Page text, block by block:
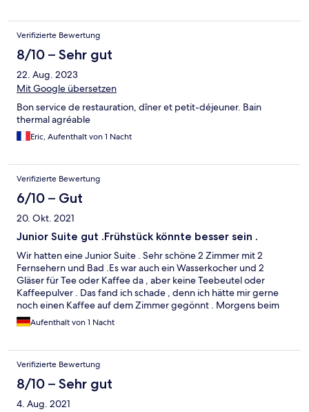
Verifizierte Bewertung
8/10 – Sehr gut
22. Aug. 2023
Mit Google übersetzen
Bon service de restauration, dîner et petit-déjeuner. Bain
thermal agréable
Eric, Aufenthalt von 1 Nacht
Verifizierte Bewertung
6/10 – Gut
20. Okt. 2021
Junior Suite gut .Frühstück könnte besser sein .
Wir hatten eine Junior Suite . Sehr schöne 2 Zimmer mit 2
Fernsehern und Bad .Es war auch ein Wasserkocher und 2
Gläser für Tee oder Kaffee da , aber keine Teebeutel oder
Kaffeepulver . Das fand ich schade , denn ich hätte mir gerne
noch einen Kaffee auf dem Zimmer gegönnt . Morgens beim
Frühstück gab es zwar normalen Kaffee , aber der schmeckte
mir nicht wirklich . Körnerbrötchen bekam ich auch erst auf
wurden, sodass diese schnell weg waren . Für den Preis
enttäuschend . Ich würde nicht mehr buchen .
Aufenthalt von 1 Nacht
Verifizierte Bewertung
8/10 – Sehr gut
4. Aug. 2021